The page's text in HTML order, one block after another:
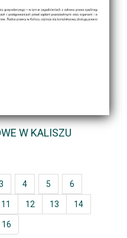
W KALISZU
4 5 6
11 12 13 14
16